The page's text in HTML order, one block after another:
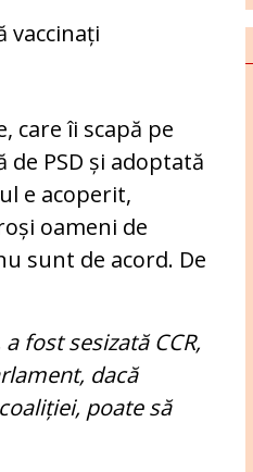
vaccinați
care îi scapă pe
PSD și adoptată
e acoperit,
oameni de
sunt de acord. De
fost sesizată CCR,
dacă
poate să